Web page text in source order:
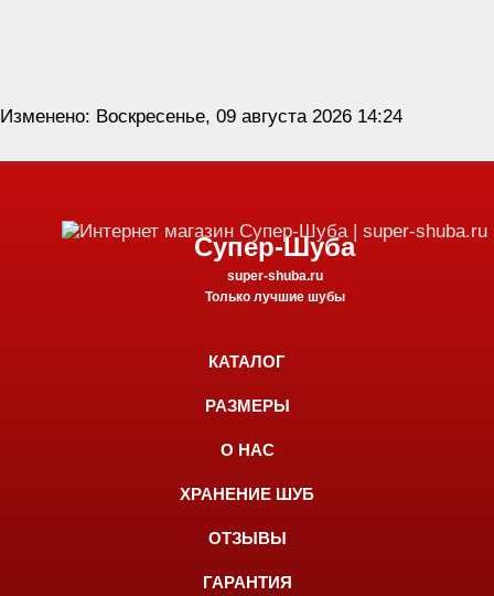
Изменено: Воскресенье, 09 августа 2026 14:24
Супер-Шуба
super-shuba.ru
Только лучшие шубы
КАТАЛОГ
РАЗМЕРЫ
О НАС
ХРАНЕНИЕ ШУБ
ОТЗЫВЫ
ГАРАНТИЯ